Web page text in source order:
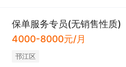
保单服务专员(无销售性质)
4000-8000元/月
邗江区